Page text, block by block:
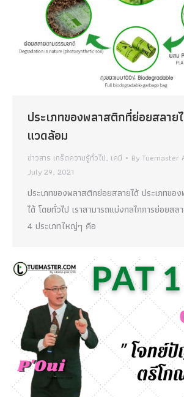
ประเภทของพลาสติกที่ย่อยสลาย
แวดล้อม
ข่าวสาร เกร็ดความรู้ทั่วไป, เคมี ByTuemaster
July 29, 2021
ประเภทของพลาสติกย่อยสลายได้ ประเภทขอ
ได้ โดยทั่วไป เราสามารถแบ่งกลไกการย่อยส
4 ประเภทใหญ่ๆ คือ